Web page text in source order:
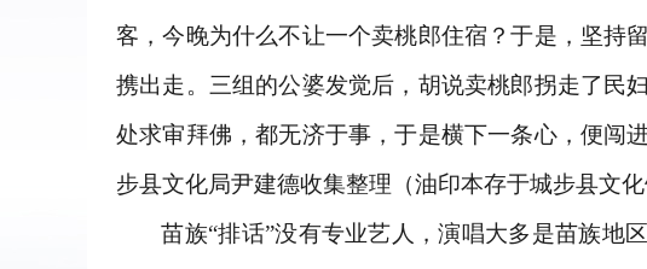
客，今晚为什么不让一个卖桃郎住宿？于是，坚持
携出走。三组的公婆发觉后，胡说卖桃郎拐走了民
处求审拜佛，都无济于事，于是横下一条心，便闯
步县文化局尹建德收集整理（油印本存于城步县文化
苗族“排话”没有专业艺人，演唱大多是苗族地